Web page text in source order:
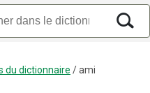
du dictionnaire /ami